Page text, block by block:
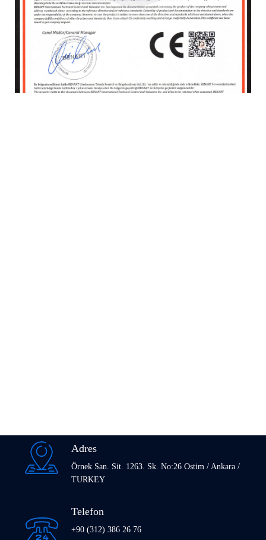
Adres
Örnek San. Sit. 1263. Sk. No:26 Ostim / Ankara /
TURKEY
Telefon
+90 (312) 386 26 76